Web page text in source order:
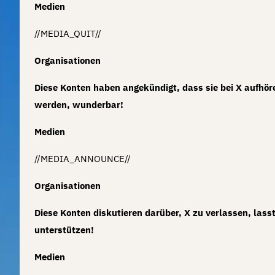
Medien
//MEDIA_QUIT//
Organisationen
Diese Konten haben angekündigt, dass sie bei X
werden, wunderbar!
Medien
//MEDIA_ANNOUNCE//
Organisationen
Diese Konten diskutieren darüber, X zu verlassen,
unterstützen!
Medien